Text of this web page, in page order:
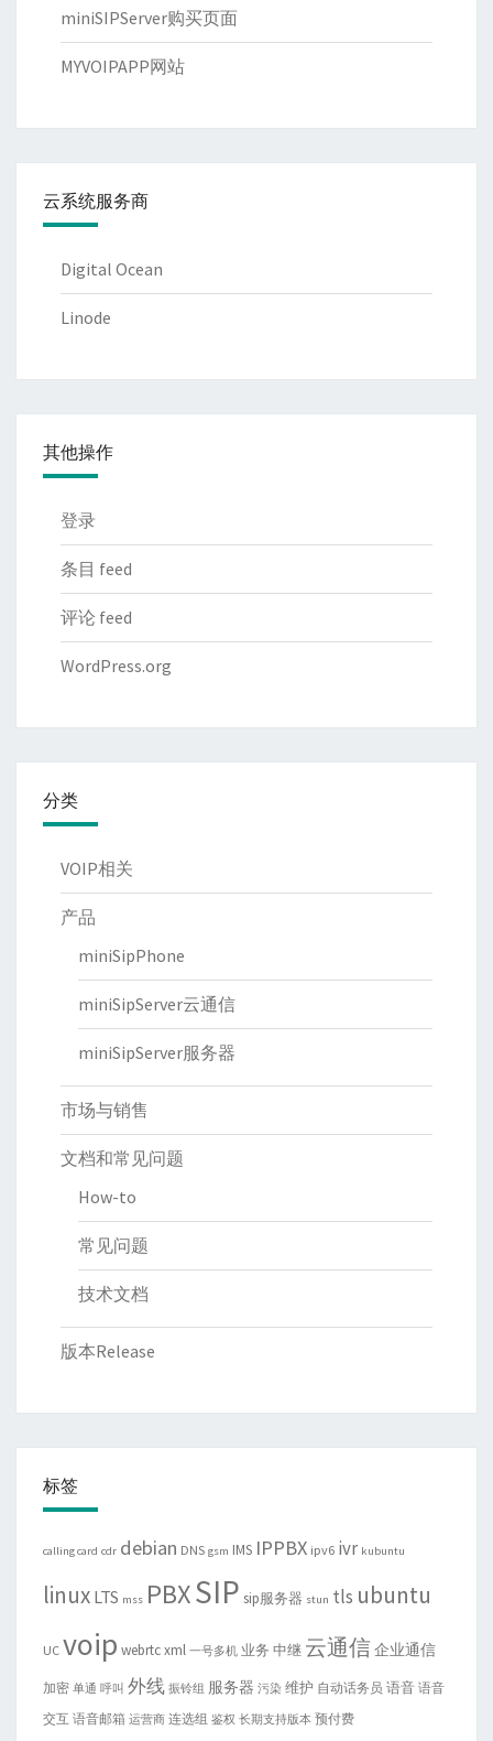
miniSIPServer购买页面
MYVOIPAPP网站
云系统服务商
Digital Ocean
Linode
其他操作
登录
条目 feed
评论 feed
WordPress.org
分类
VOIP相关
产品
miniSipPhone
miniSipServer云通信
miniSipServer服务器
市场与销售
文档和常见问题
How-to
常见问题
技术文档
版本Release
标签
calling card cdr debian DNS gsm IMS IPPBX ipv6 ivr kubuntu
linux LTS mss PBXSIP sip服务器 stun tls ubuntu
UC voip webrtcxml 一号多机 业务 中继 云通信企业通信
加密 单通 呼叫 外线 振铃组 服务器 污染 维护 自动话务员 语音 语音
交互 语音邮箱 运营商 连选组 鉴权 长期支持版本 预付费